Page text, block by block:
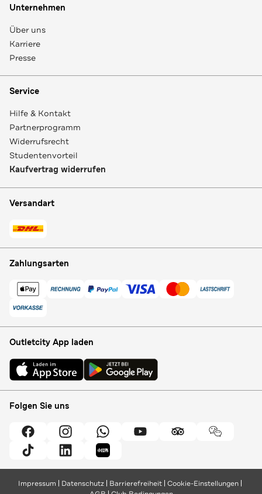
Unternehmen
Über uns
Karriere
Presse
Service
Hilfe & Kontakt
Partnerprogramm
Widerrufsrecht
Studentenvorteil
Kaufvertrag widerrufen
Versandart
Zahlungsarten
Outletcity App laden
Folgen Sie uns
Impressum Datenschutz Barrierefreiheit Cookie-Einstellungen